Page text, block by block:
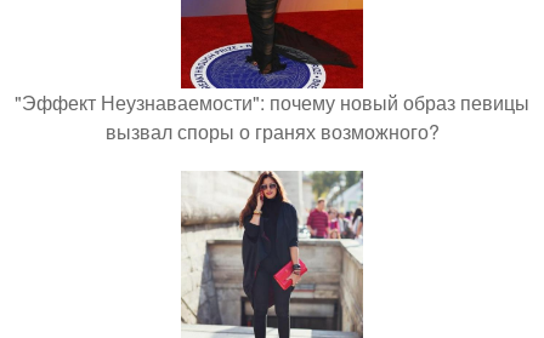
"Эффект Неузнаваемости": почему новый образ певицы
вызвал споры о гранях возможного?